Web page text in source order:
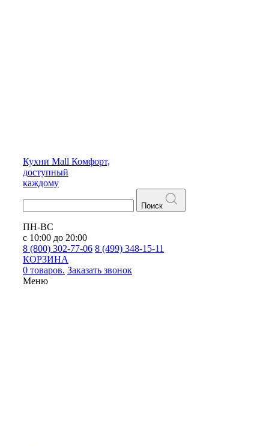
Кухни Mall Комфорт,
доступный
каждому
Поиск
ПН-ВС
с 10:00 до 20:00
8 (800) 302-77-06 8 (499) 348-15-11
КОРЗИНА
0 товаров. Заказать звонок
Меню